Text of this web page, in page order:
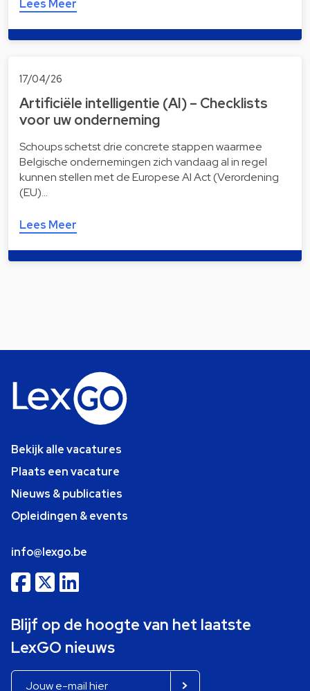
Lees Meer
17/04/26
Artificiële intelligentie (AI) – Checklists
voor uw onderneming
Schoups schetst drie concrete stappen waarmee
Belgische ondernemingen zich vandaag al in regel
kunnen stellen met de Europese AI Act (Verordening
(EU)…
Lees Meer
Bekijk alle vacatures
Plaats een vacature
Nieuws & publicaties
Opleidingen & events
info@lexgo.be
Blijf op de hoogte van het laatste
LexGO nieuws